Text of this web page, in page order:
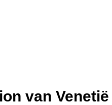
van Venetië